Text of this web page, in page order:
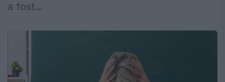
a fost...